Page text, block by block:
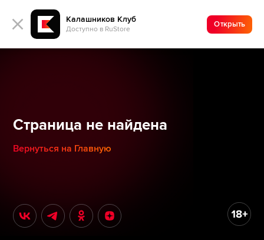
Калашников Клуб
Доступно в RuStore
Открыть
Страница не найдена
Вернуться на Главную